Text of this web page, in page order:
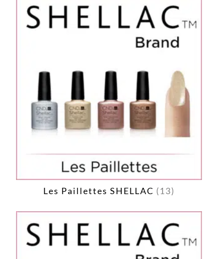
Les Paillettes SHELLAC (13)